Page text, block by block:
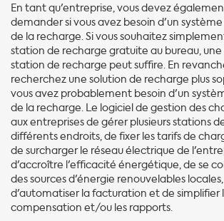
En tant qu'entreprise, vous devez
demander si vous avez besoin d'un
de la recharge. Si vous souhaitez
station de recharge gratuite au bureau, une
station de recharge peut suffire. En
recherchez une solution de recharge plus
vous avez probablement besoin d'un
de la recharge. Le logiciel de gestion des
aux entreprises de gérer plusieurs stations
différents endroits, de fixer les tarifs de
de surcharger le réseau électrique de
d'accroître l'efficacité énergétique, de se
des sources d'énergie renouvelables locales,
d'automatiser la facturation et de simplifier
compensation et/ou les rapports.